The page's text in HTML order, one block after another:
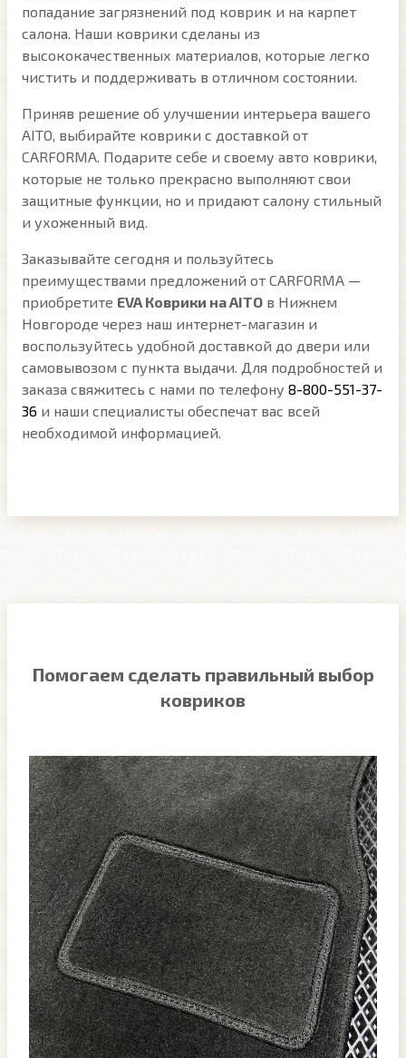
попадание загрязнений под коврик и на карпет
салона. Наши коврики сделаны из
высококачественных материалов, которые легко
чистить и поддерживать в отличном состоянии.
Приняв решение об улучшении интерьера вашего
AITO, выбирайте коврики с доставкой от
CARFORMA. Подарите себе и своему авто коврики,
которые не только прекрасно выполняют свои
защитные функции, но и придают салону стильный
и ухоженный вид.
Заказывайте сегодня и пользуйтесь
преимуществами предложений от CARFORMA —
приобретите EVA Коврики на AITO в Нижнем
Новгороде через наш интернет-магазин и
воспользуйтесь удобной доставкой до двери или
самовывозом с пункта выдачи. Для подробностей и
заказа свяжитесь с нами по телефону 8-800-551-37-
36 и наши специалисты обеспечат вас всей
необходимой информацией.
Помогаем сделать правильный выбор
ковриков